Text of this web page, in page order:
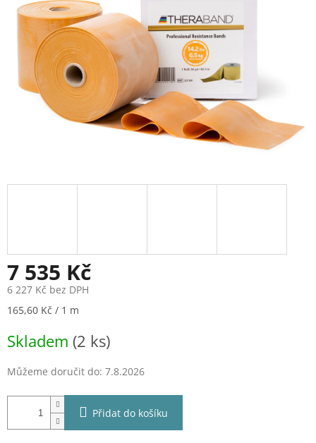
hvězdiček.
7 535 Kč
6 227 Kč bez DPH
Měrná
165,60 Kč / 1 m
Skladem (2 ks)
Můžeme doručit do: 7.8.2026
Přidat do košíku